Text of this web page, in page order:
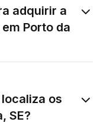
adquirir a
Porto da
os
SE?